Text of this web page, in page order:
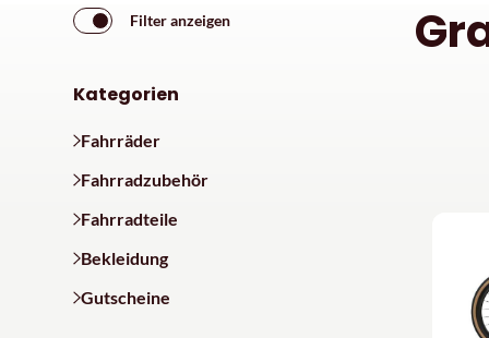
Filter anzeigen
Kategorien
Fahrräder
Fahrradzubehör
Fahrradteile
Bekleidung
Gutscheine